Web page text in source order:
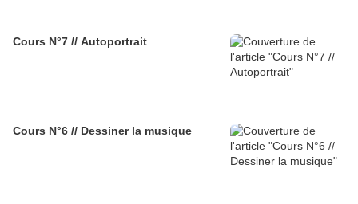
Cours N°7 // Autoportrait
Cours N°6 // Dessiner la musique